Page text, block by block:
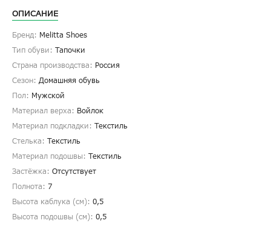
ОПИСАНИЕ
Бренд: Melitta Shoes
Тип обуви: Тапочки
Страна производства: Россия
Сезон: Домашняя обувь
Пол: Мужской
Материал верха: Войлок
Материал подкладки: Текстиль
Стелька: Текстиль
Материал подошвы: Текстиль
Застёжка: Отсутствует
Полнота: 7
Высота каблука (см): 0,5
Высота подошвы (см): 0,5